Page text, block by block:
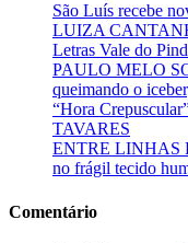
São Luís recebe
LUIZA
Letras Vale do
PAULO MELO
queimando o
“Hora
TAVARES
ENTRE LINHAS
no frágil tecido
Comentário